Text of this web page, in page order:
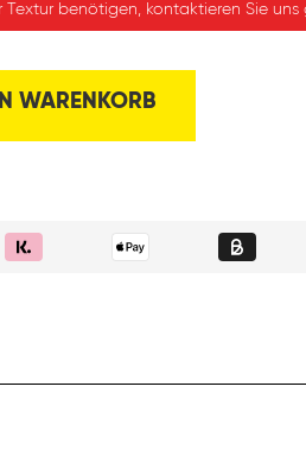
benötigen, kontaktieren Sie uns
WARENKORB